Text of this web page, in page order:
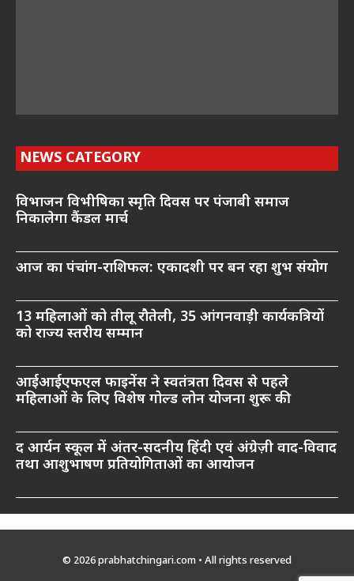
NEWS CATEGORY
विभाजन विभीषिका स्मृति दिवस पर पंजाबी समाज
निकालेगा कैंडल मार्च
आज का पंचांग-राशिफल: एकादशी पर बन रहा शुभ संयोग
13 महिलाओं को तीलू रौतेली, 35 आंगनवाड़ी कार्यकत्रियों
को राज्य स्तरीय सम्मान
आईआईएफएल फाइनेंस ने स्वतंत्रता दिवस से पहले
महिलाओं के लिए विशेष गोल्ड लोन योजना शुरू की
द आर्यन स्कूल में अंतर-सदनीय हिंदी एवं अंग्रेज़ी वाद-विवाद
तथा आशुभाषण प्रतियोगिताओं का आयोजन
© 2026 prabhatchingari.com • All rights reserved